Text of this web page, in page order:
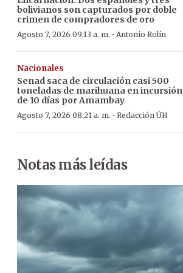
bolivianos son capturados por doble
crimen de compradores de oro
Agosto 7, 2026 09:13 a. m. · Antonio Rolín
Nacionales
Senad saca de circulación casi 500
toneladas de marihuana en incursión
de 10 días por Amambay
Agosto 7, 2026 08:21 a. m. · Redacción ÚH
Notas más leídas